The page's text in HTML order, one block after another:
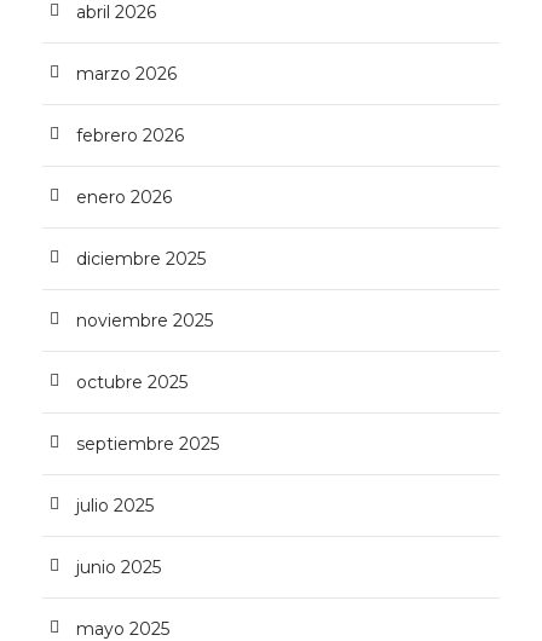
abril 2026
marzo 2026
febrero 2026
enero 2026
diciembre 2025
noviembre 2025
octubre 2025
septiembre 2025
julio 2025
junio 2025
mayo 2025